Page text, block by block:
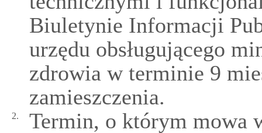
Biuletynie Informacji
urzędu obsługującego
zdrowia w terminie 9
zamieszczenia.
2.
Termin, o którym mowa